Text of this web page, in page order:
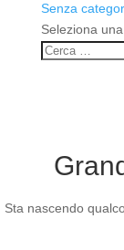
Senza
Seleziona
Sta nascendo